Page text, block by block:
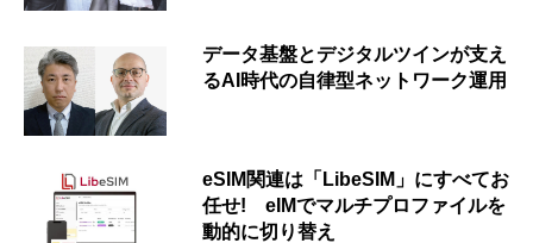
データ基盤とデジタルツインが支え
るAI時代の自律型ネットワーク運用
eSIM関連は「LibeSIM」にすべてお
任せ! eIMでマルチプロファイルを
動的に切り替え